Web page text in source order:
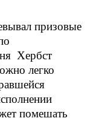
призовые
Хербст
легко
помешать